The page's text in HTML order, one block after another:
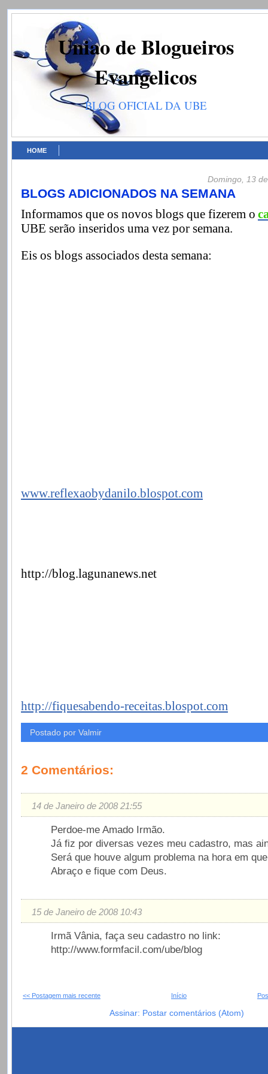
Uniao de Blogueiros
Evangelicos
BLOG OFICIAL DA UBE
HOME
Domingo, 13
BLOGS ADICIONADOS NA SEMANA
Informamos que os novos blogs que fizerem o
UBE serão inseridos uma vez por semana.
Eis os blogs associados desta semana:
www.reflexaobydanilo.blospot.com
http://blog.lagunanews.net
http://fiquesabendo-receitas.blospot.com
Postado por Valmir
2 Comentários:
14 de Janeiro de 2008 21:55
Perdoe-me Amado Irmão.
Já fiz por diversas vezes meu cadastro, mas
Será que houve algum problema na hora em
Abraço e fique com Deus.
15 de Janeiro de 2008 10:43
Irmã Vânia, faça seu cadastro no link:
http://www.formfacil.com/ube/blog
<< Postagem mais recente Início
Assinar: Postar comentários (Atom)